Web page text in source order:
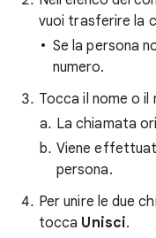
vuoi trasferire la
Se la persona
numero.
Tocca il nome o il
La chiamata
Viene
persona.
Per unire le due
tocca Unisci.